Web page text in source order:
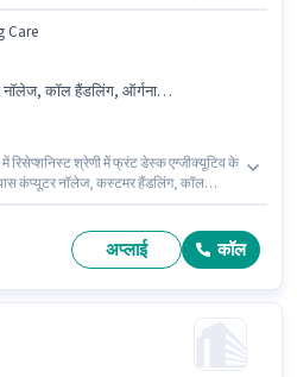
Care
हैंडलिंग, ऑर्गनाइजिंग & शेड्यूलिंग
श्रेणी में फ्रंट डेस्क एग्जीक्यूटिव के
कंप्यूटर नॉलेज, कस्टमर हैंडलिंग, कॉल
है। इस पद के लिए उम्मीदवार के पास 12वीं
अप्लाई कॉल